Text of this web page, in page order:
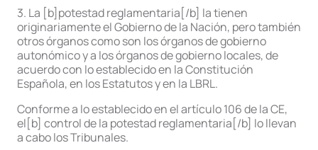
3. La [b]potestad reglamentaria[/b] la tienen
originariamente el Gobierno de la Nación, pero también
otros órganos como son los órganos de gobierno
autonómico y a los órganos de gobierno locales, de
acuerdo con lo establecido en la Constitución
Española, en los Estatutos y en la LBRL.
Conforme a lo establecido en el artículo 106 de la CE,
el[b] control de la potestad reglamentaria[/b] lo llevan
a cabo los Tribunales.